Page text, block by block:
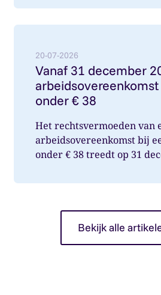
20-07-2026
Vanaf 31 december
onder € 38
Het rechtsvermoeden van
arbeidsovereenkomst bij
onder € 38 treedt op 31
Bekijk alle